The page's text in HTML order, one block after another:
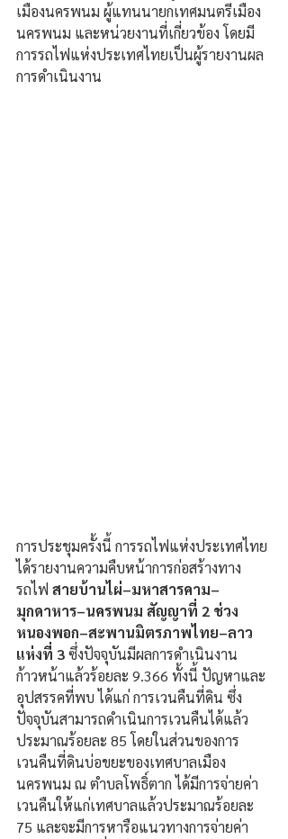
เมืองนครพนม ผู้แทนนายกเทศมนตรีเมือง
นครพนม และหน่วยงานที่เกี่ยวข้อง โดยมี
การรถไฟแห่งประเทศไทยเป็นผู้รายงานผล
การดำเนินงาน
การประชุมครั้งนี้ การรถไฟแห่งประเทศไทย
ได้รายงานความคืบหน้าการก่อสร้างทาง
รถไฟ สายบ้านไผ่–มหาสารคาม–
มุกดาหาร–นครพนม สัญญาที่ 2 ช่วง
หนองพอก–สะพานมิตรภาพไทย–ลาว
แห่งที่ 3 ซึ่งปัจจุบันมีผลการดำเนินงาน
ก้าวหน้าแล้วร้อยละ 9.366 ทั้งนี้ ปัญหาและ
อุปสรรคที่พบ ได้แก่ การเวนคืนที่ดิน ซึ่ง
ปัจจุบันสามารถดำเนินการเวนคืนได้แล้ว
ประมาณร้อยละ 85 โดยในส่วนของการ
เวนคืนที่ดินบ่อขยะของเทศบาลเมือง
นครพนม ณ ตำบลโพธิ์ตาก ได้มีการจ่ายค่า
เวนคืนให้แก่เทศบาลแล้วประมาณร้อยละ
75 และจะมีการหารือแนวทางการจ่ายค่า